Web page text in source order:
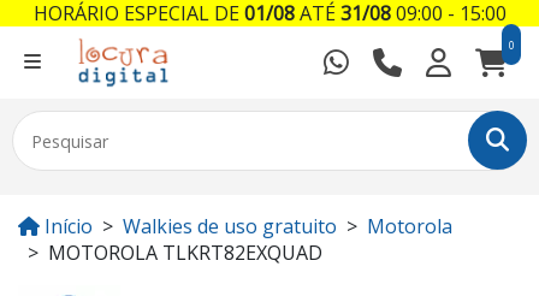
0
Início Walkies de uso gratuito
Motorola
MOTOROLA TLKRT82EXQUAD
HORÁRIO ESPECIAL DE01/08ATÉ31/0809:00 - 15:00